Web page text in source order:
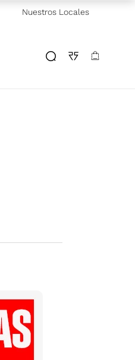
Y MASTERCARD BANCARIAS
Nuestros Locales